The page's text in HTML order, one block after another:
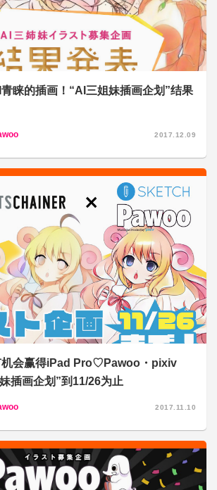
睐的插画！“AI三姐妹插画企划”结果
2017.12.09
机会赢得iPad Pro♡Pawoo・pixiv
插画企划”到11/26为止
2017.11.10